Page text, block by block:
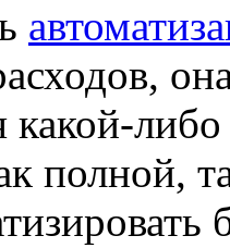
какой-
полной,